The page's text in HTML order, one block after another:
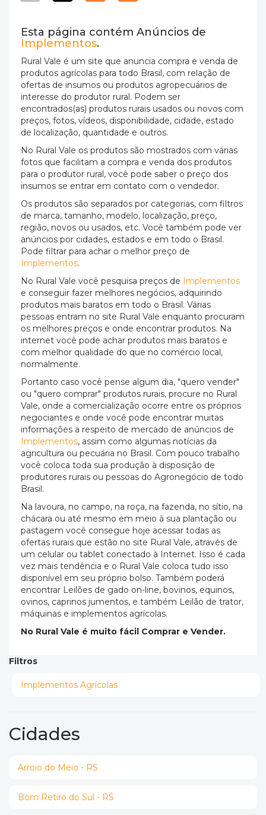
Esta página contém Anúncios de
Implementos.
Rural Vale é um site que anuncia compra e venda de
produtos agrícolas para todo Brasil, com relação de
ofertas de insumos ou produtos agropecuários de
interesse do produtor rural. Podem ser
encontrados(as) produtos rurais usados ou novos com
preços, fotos, vídeos, disponibilidade, cidade, estado
de localização, quantidade e outros.
No Rural Vale os produtos são mostrados com várias
fotos que facilitam a compra e venda dos produtos
para o produtor rural, você pode saber o preço dos
insumos se entrar em contato com o vendedor.
Os produtos são separados por categorias, com filtros
de marca, tamanho, modelo, localização, preço,
região, novos ou usados, etc. Você também pode ver
anúncios por cidades, estados e em todo o Brasil.
Pode filtrar para achar o melhor preço de
Implementos.
No Rural Vale você pesquisa preços de Implementos
e conseguir fazer melhores negócios, adquirindo
produtos mais baratos em todo o Brasil. Várias
pessoas entram no site Rural Vale enquanto procuram
os melhores preços e onde encontrar produtos. Na
internet você pode achar produtos mais baratos e
com melhor qualidade do que no comércio local,
normalmente.
Portanto caso você pense algum dia, "quero vender"
ou "quero comprar" produtos rurais, procure no Rural
Vale, onde a comercialização ocorre entre os próprios
negociantes e onde você pode encontrar muitas
informações a respeito de mercado de anúncios de
Implementos, assim como algumas notícias da
agricultura ou pecuária no Brasil. Com pouco trabalho
você coloca toda sua produção à disposição de
produtores rurais ou pessoas do Agronegócio de todo
Brasil.
Na lavoura, no campo, na roça, na fazenda, no sítio, na
chácara ou até mesmo em meio à sua plantação ou
pastagem você consegue hoje acessar todas as
ofertas rurais que estão no site Rural Vale, através de
um celular ou tablet conectado à Internet. Isso é cada
vez mais tendência e o Rural Vale coloca tudo isso
disponível em seu próprio bolso. Também poderá
encontrar Leilões de gado on-line, bovinos, equinos,
ovinos, caprinos jumentos, e também Leilão de trator,
máquinas e implementos agrícolas.
No Rural Vale é muito fácil Comprar e Vender.
Filtros
Implementos Agrícolas
Cidades
Arroio do Meio - RS
Bom Retiro do Sul - RS